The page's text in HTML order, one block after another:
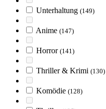
Unterhaltung (149)
Anime (147)
Horror (141)
Thriller & Krimi (130)
Komödie (128)